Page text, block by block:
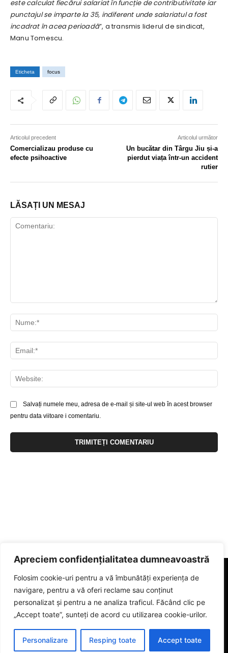
Apreciem confidențialitatea dumneavoastră
Folosim cookie-uri pentru a vă îmbunătăți experiența de
navigare, pentru a vă oferi reclame sau conținut
personalizat și pentru a ne analiza traficul. Făcând clic pe
„Accept toate”, sunteți de acord cu utilizarea cookie-urilor.
Personalizare Resping toate Accept toate
este calculat fiecărui salariat în funcție de contributivitate iar
punctajul se imparte la 35, indiferent unde salariatul a fost
incadrat în acea perioadă”, a transmis liderul de sindicat,
Manu Tomescu.
Eticheta focus
Articolul precedent
Comercializau produse cu
efecte psihoactive
Articolul următor
Un bucătar din Târgu Jiu și-a
pierdut viața într-un accident
rutier
LĂSAȚI UN MESAJ
Salvați numele meu, adresa de e-mail și site-ul web în acest browser
pentru data viitoare i comentariu.
© 2023 eGorj.ro. Toate drepturile sunt rezervate.